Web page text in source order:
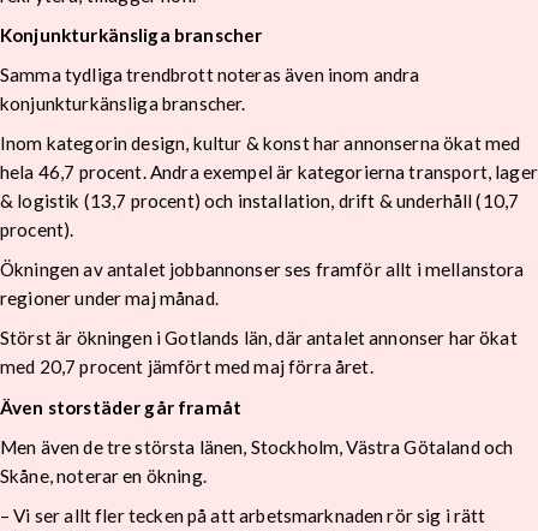
Konjunkturkänsliga branscher
Samma tydliga trendbrott noteras även inom andra
konjunkturkänsliga branscher.
Inom kategorin design, kultur & konst har annonserna ökat med
hela 46,7 procent. Andra exempel är kategorierna transport, lager
& logistik (13,7 procent) och installation, drift & underhåll (10,7
procent).
Ökningen av antalet jobbannonser ses framför allt i mellanstora
regioner under maj månad.
Störst är ökningen i Gotlands län, där antalet annonser har ökat
med 20,7 procent jämfört med maj förra året.
Även storstäder går framåt
Men även de tre största länen, Stockholm, Västra Götaland och
Skåne, noterar en ökning.
– Vi ser allt fler tecken på att arbetsmarknaden rör sig i rätt